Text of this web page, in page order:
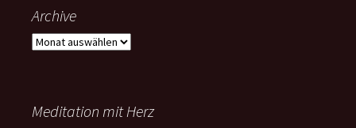
Archive
Archive
Meditation mit Herz